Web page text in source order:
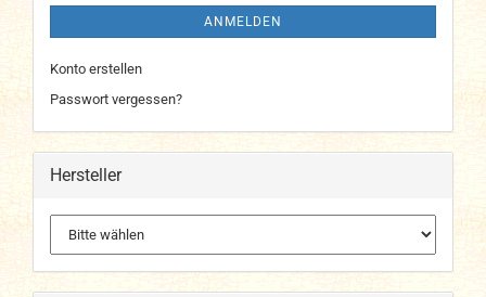
ANMELDEN
Konto erstellen
Passwort vergessen?
Hersteller